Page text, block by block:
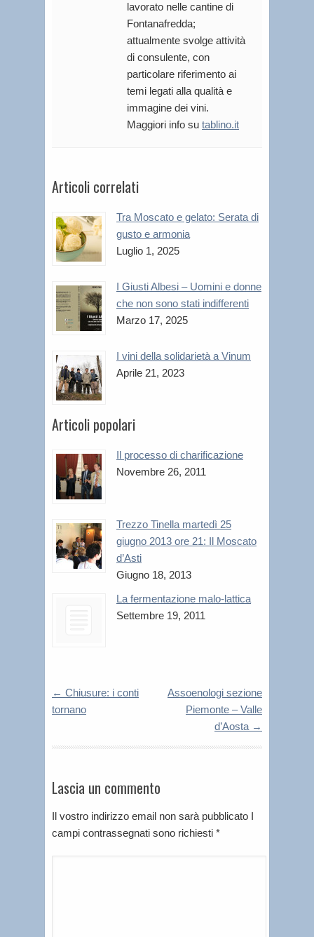
lavorato nelle cantine di
Fontanafredda;
attualmente svolge attività
di consulente, con
particolare riferimento ai
temi legati alla qualità e
immagine dei vini.
Maggiori info su tablino.it
Articoli correlati
Tra Moscato e gelato: Serata di
gusto e armonia
Luglio 1, 2025
I Giusti Albesi – Uomini e donne
che non sono stati indifferenti
Marzo 17, 2025
I vini della solidarietà a Vinum
Aprile 21, 2023
Articoli popolari
Il processo di charificazione
Novembre 26, 2011
Trezzo Tinella martedì 25
giugno 2013 ore 21: Il Moscato
d’Asti
Giugno 18, 2013
La fermentazione malo-lattica
Settembre 19, 2011
← Chiusure: i conti
tornano
Assoenologi sezione
Piemonte – Valle
d’Aosta →
Lascia un commento
Il vostro indirizzo email non sarà pubblicato I
campi contrassegnati sono richiesti *